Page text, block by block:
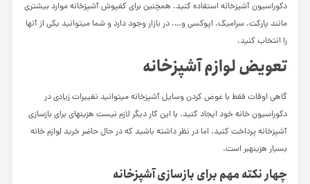
دکوراسیون آشپزخانه استفاده کنید. همچنین برای کفپوش آشپزخانه موارد بیشتری
مانند پارکت، سرامیک، اپوکسی و…، در بازار وجود دارد و شما می­توانید یکی از آنها
را انتخاب کنید.
تعویض لوازم آشپزخانه
گاهی اوقات فقط با عوض کردن وسایل آشپزخانه می­توانید تغییرات زیادی در
دکوراسیون خانه خود ایجاد کنید. با این کار دیگر لازم نیست هزینه­ای برای بازسازی
آشپزخانه پرداخت کنید. اما در نظر داشته باشید که در حال حاضر خرید لوازم خانه
بسیار هزینه­بر است.
چهار نکته مهم برای بازسازی آشپزخانه